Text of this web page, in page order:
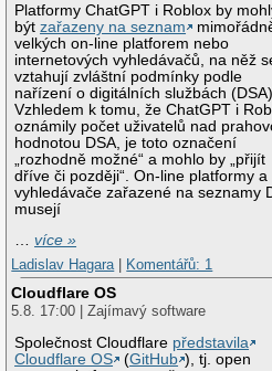
Platformy ChatGPT i Roblox by
býtzařazeny na seznam
velkých on-line platforem nebo
internetových vyhledávačů, na něž
vztahují zvláštní podmínky podle
nařízení o digitálních službách (DSA).
Vzhledem k tomu, že ChatGPT i
oznámily počet uživatelů nad
hodnotou DSA, je toto označení
„rozhodně možné“ a mohlo by „přijít
dříve či později“. On-line platformy a
vyhledávače zařazené na seznamy
musejí
…více »
Ladislav Hagara
Komentářů: 1
Cloudflare OS
5.8. 17:00 | Zajímavý software
Společnost Cloudflare představila
Cloudflare OS
(GitHub ), tj. open